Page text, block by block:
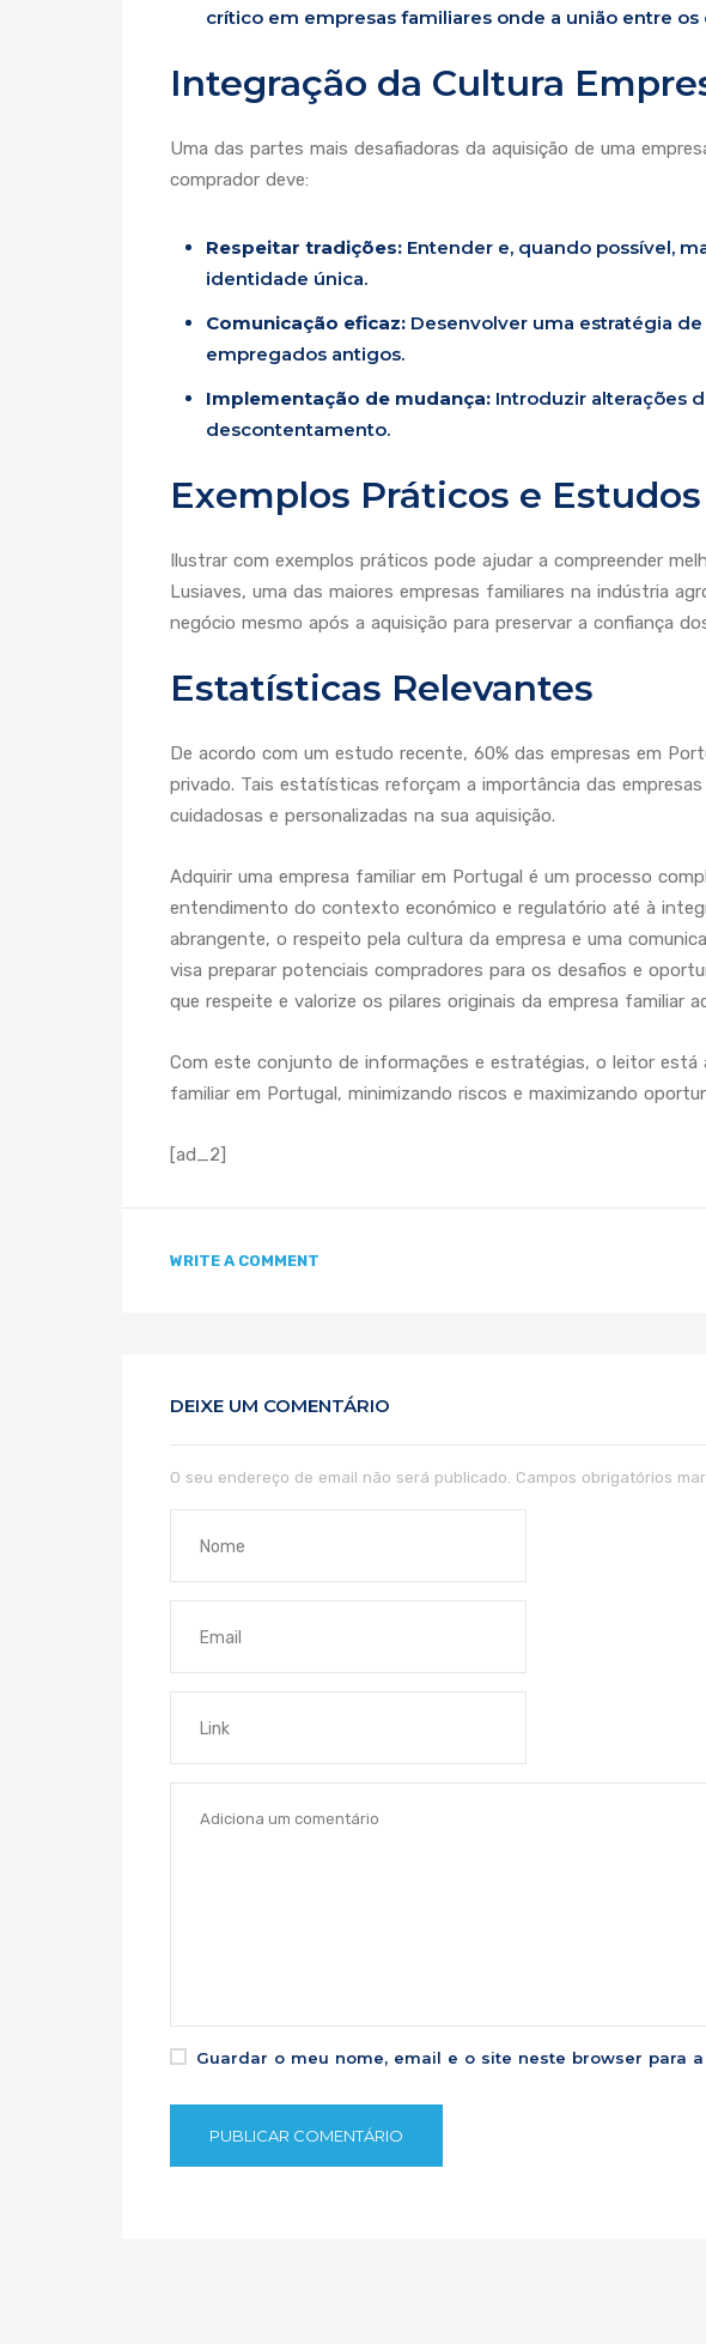
crítico em empresas familiares onde a união entre
Integração da Cultura
Uma das partes mais desafiadoras da aquisição de uma
comprador deve:
Respeitar tradições: Entender e, quando possível,
identidade única.
Comunicação eficaz: Desenvolver uma estratégia
empregados antigos.
Implementação de mudança: Introduzir alterações
descontentamento.
Exemplos Práticos e Estudos
Ilustrar com exemplos práticos pode ajudar a compreender
Lusiaves, uma das maiores empresas familiares na indústria
negócio mesmo após a aquisição para preservar a confiança
Estatísticas Relevantes
De acordo com um estudo recente, 60% das empresas em
privado. Tais estatísticas reforçam a importância das
cuidadosas e personalizadas na sua aquisição.
Adquirir uma empresa familiar em Portugal é um processo
entendimento do contexto económico e regulatório até à
abrangente, o respeito pela cultura da empresa e uma
visa preparar potenciais compradores para os desafios e
que respeite e valorize os pilares originais da empresa familiar
Com este conjunto de informações e estratégias, o leitor está
familiar em Portugal, minimizando riscos e maximizando
[ad_2]
WRITE A COMMENT
DEIXE UM COMENTÁRIO
O seu endereço de email não será publicado. Campos obrigatórios
Guardar o meu nome, email e o site neste browser para